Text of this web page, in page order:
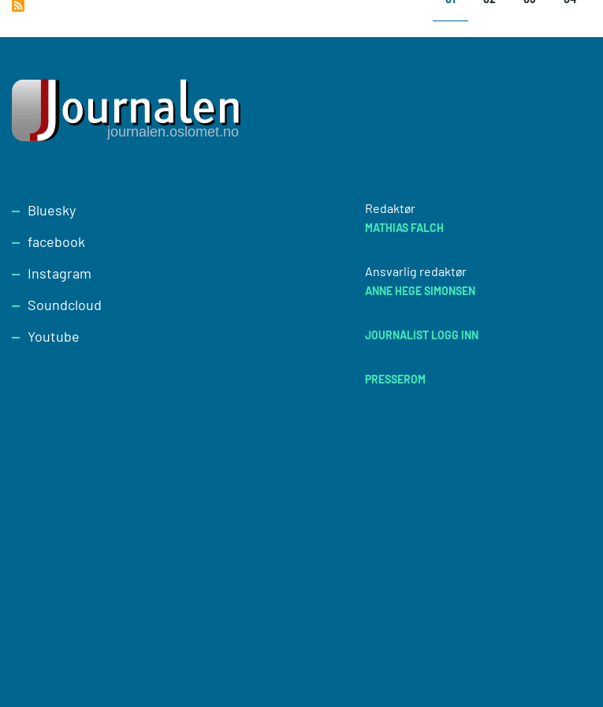
Footer
Bluesky
facebook
Instagram
Soundcloud
Youtube
Redaktør
MATHIAS FALCH
Ansvarlig redaktør
ANNE HEGE SIMONSEN
JOURNALIST LOGG INN
PRESSEROM